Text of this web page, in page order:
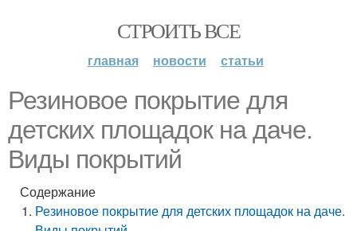
СТРОИТЬ ВСЕ
главная новости статьи
Резиновое покрытие для
детских площадок на даче.
Виды покрытий
Содержание
Резиновое покрытие для детских площадок на даче.